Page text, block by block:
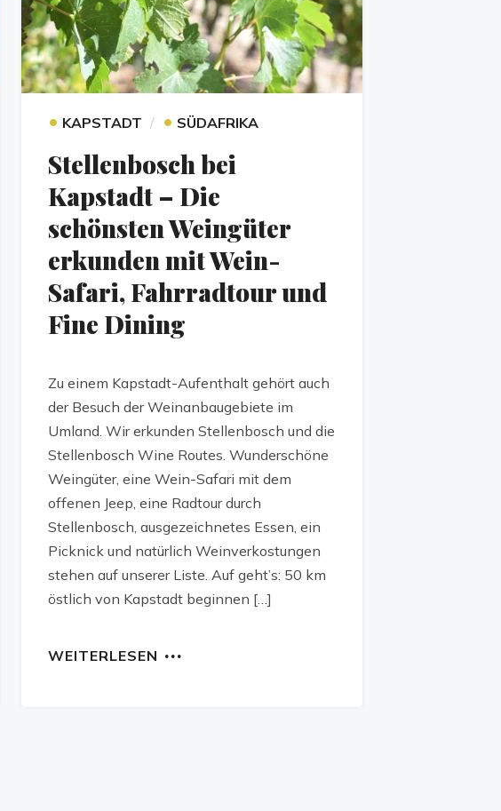
• KAPSTADT • SÜDAFRIKA
Stellenbosch bei
Kapstadt – Die
schönsten Weingüter
erkunden mit Wein-
Safari, Fahrradtour und
Fine Dining
Zu einem Kapstadt-Aufenthalt gehört auch
der Besuch der Weinanbaugebiete im
Umland. Wir erkunden Stellenbosch und die
Stellenbosch Wine Routes. Wunderschöne
Weingüter, eine Wein-Safari mit dem
offenen Jeep, eine Radtour durch
Stellenbosch, ausgezeichnetes Essen, ein
Picknick und natürlich Weinverkostungen
stehen auf unserer Liste. Auf geht’s: 50 km
östlich von Kapstadt beginnen […]
WEITERLESEN